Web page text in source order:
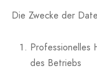
Die Zwecke der
Professionelles
des Betriebs